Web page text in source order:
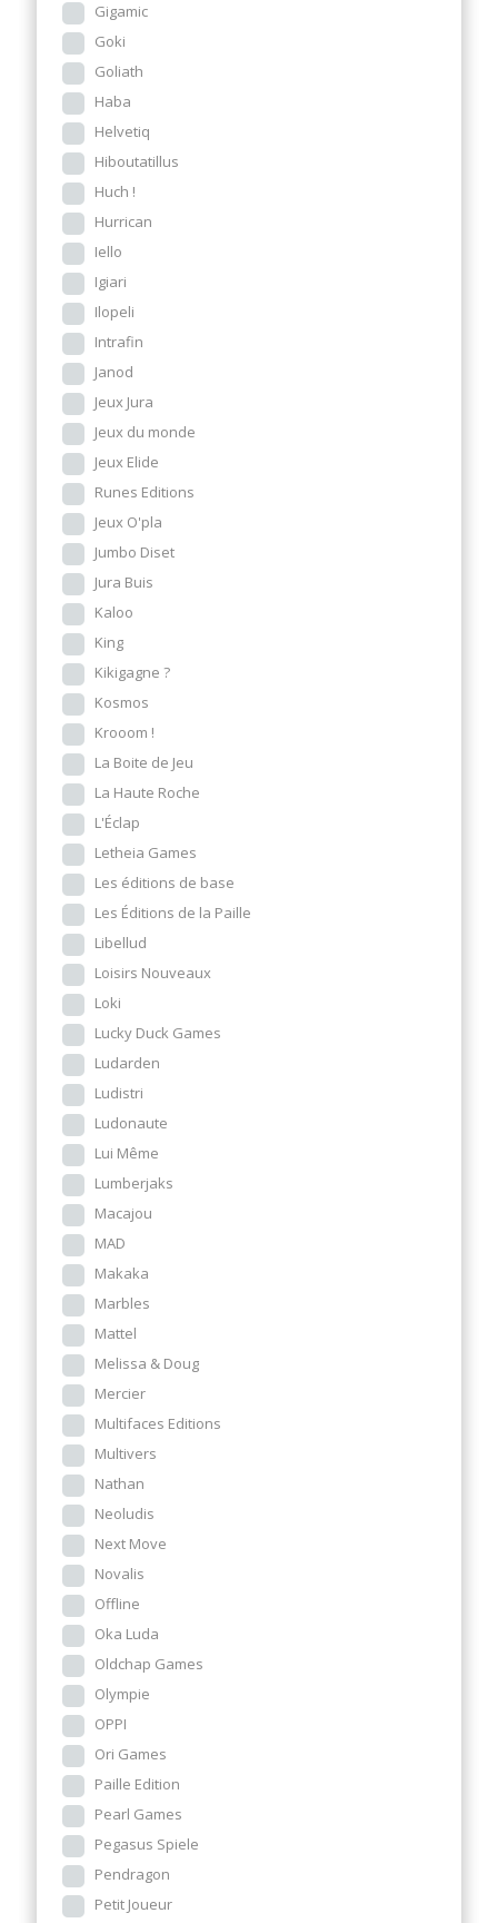
Gigamic
Goki
Goliath
Haba
Helvetiq
Hiboutatillus
Huch !
Hurrican
Iello
Igiari
Ilopeli
Intrafin
Janod
Jeux Jura
Jeux du monde
Jeux Elide
Runes Editions
Jeux O'pla
Jumbo Diset
Jura Buis
Kaloo
King
Kikigagne ?
Kosmos
Krooom !
La Boite de Jeu
La Haute Roche
L'Éclap
Letheia Games
Les éditions de base
Les Éditions de la Paille
Libellud
Loisirs Nouveaux
Loki
Lucky Duck Games
Ludarden
Ludistri
Ludonaute
Lui Même
Lumberjaks
Macajou
MAD
Makaka
Marbles
Mattel
Melissa & Doug
Mercier
Multifaces Editions
Multivers
Nathan
Neoludis
Next Move
Novalis
Offline
Oka Luda
Oldchap Games
Olympie
OPPI
Ori Games
Paille Edition
Pearl Games
Pegasus Spiele
Pendragon
Petit Joueur